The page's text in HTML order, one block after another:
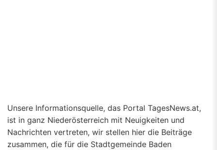
Unsere Informationsquelle, das Portal TagesNews.at,
ist in ganz Niederösterreich mit Neuigkeiten und
Nachrichten vertreten, wir stellen hier die Beiträge
zusammen, die für die Stadtgemeinde Baden